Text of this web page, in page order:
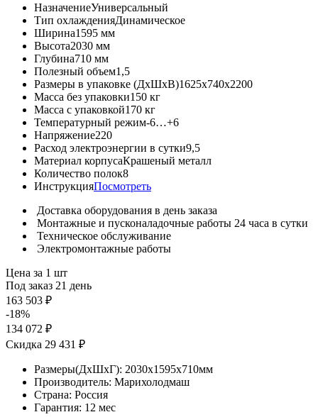
НазначениеУниверсальный
Тип охлажденияДинамическое
Ширина1595 мм
Высота2030 мм
Глубина710 мм
Полезный объем1,5
Размеры в упаковке (ДхШхВ)1625х740х2200
Масса без упаковки150 кг
Масса с упаковкой170 кг
Температурный режим-6…+6
Напряжение220
Расход электроэнергии в сутки9,5
Материал корпусаКрашеный металл
Количество полок8
ИнструкцияПосмотреть
Доставка оборудования в день заказа
Монтажные и пусконаладочные работы 24 часа в сутки
Техническое обслуживание
Электромонтажные работы
Цена за 1 шт
Под заказ 21 день
163 503 ₽
-18%
134 072 ₽
Скидка 29 431 ₽
Размеры(ДхШхГ): 2030x1595x710мм
Производитель: Марихолодмаш
Страна: Россия
Гарантия: 12 мес